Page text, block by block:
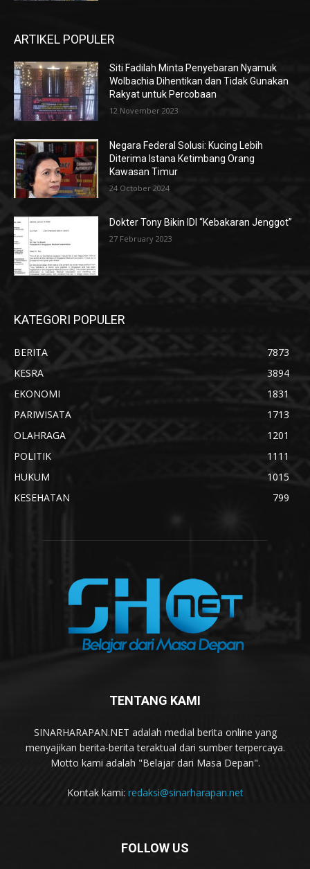
ARTIKEL POPULER
Siti Fadilah Minta Penyebaran Nyamuk
Wolbachia Dihentikan dan Tidak Gunakan
Rakyat untuk Percobaan
12 November 2023
Negara Federal Solusi: Kucing Lebih
Diterima Istana Ketimbang Orang
Kawasan Timur
24 October 2024
Dokter Tony Bikin IDI “Kebakaran Jenggot”
27 February 2023
KATEGORI POPULER
BERITA
7873
KESRA
3894
EKONOMI
1831
PARIWISATA
1713
OLAHRAGA
1201
POLITIK
1111
HUKUM
1015
KESEHATAN
799
TENTANG KAMI
SINARHARAPAN.NET adalah medial berita online yang
menyajikan berita-berita teraktual dari sumber terpercaya.
Motto kami adalah "Belajar dari Masa Depan".
Kontak kami: redaksi@sinarharapan.net
FOLLOW US